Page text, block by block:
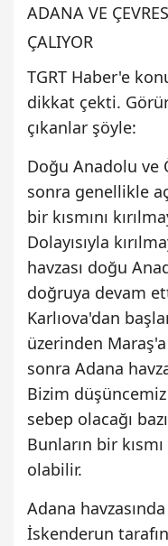
ADANA VE
ÇALIYOR
TGRT Haber'e
dikkat çekti.
çıkanlar şöyle:
Doğu Anadolu ve
sonra genellikle
bir kısmını
Dolayısıyla
havzası doğu
doğruya devam
Karlıova'dan
üzerinden
sonra Adana
Bizim
sebep olacağı
Bunların bir
olabilir.
Adana
İskenderun